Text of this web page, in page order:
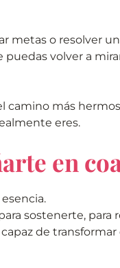
metas o resolver
volver a
más
eres.
en
sostenerte, para
de